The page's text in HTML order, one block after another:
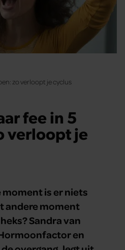
zo verloopt je cyclus
fee in 5
verloopt je
moment is er niets
andere moment
Sandra van
en